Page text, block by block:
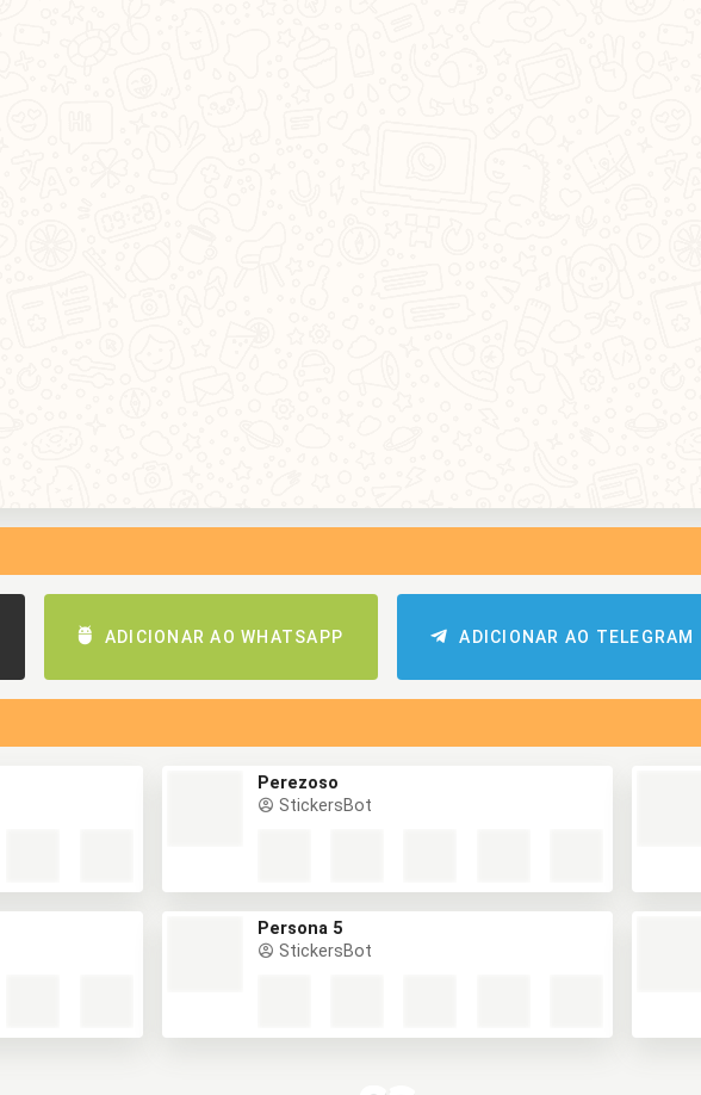
ADICIONAR AO WHATSAPP ADICIONAR AO TELEGRAM
Perezoso
StickersBot
Persona 5
StickersBot